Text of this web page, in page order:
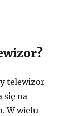
telewizor
się na
W wielu